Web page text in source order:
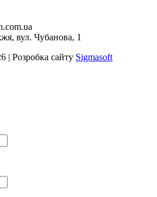
вул. Чубанова, 1
| Розробка сайту Sigmasoft